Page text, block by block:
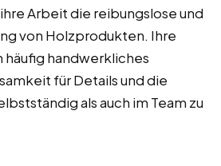
Arbeit die reibungslose und
von Holzprodukten. Ihre
handwerkliches
für Details und die
als auch im Team zu